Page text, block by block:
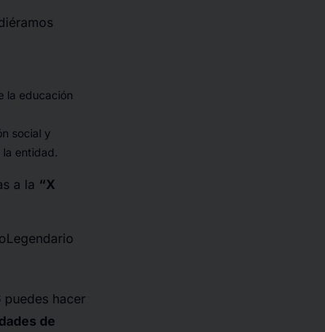
la educación
social y
entidad.
a la “X
puedes hacer
de